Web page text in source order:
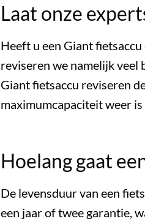
Laat onze
Heeft u een Giant
reviseren we namelijk veel
Giant fietsaccu reviseren
maximumcapaciteit weer
Hoelang gaat
De levensduur van een
een jaar of twee garantie,